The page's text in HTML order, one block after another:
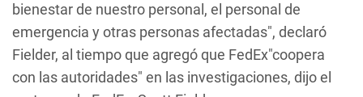
bienestar de nuestro personal, el personal de
emergencia y otras personas afectadas", declaró
Fielder, al tiempo que agregó que FedEx"coopera
con las autoridades" en las investigaciones, dijo el